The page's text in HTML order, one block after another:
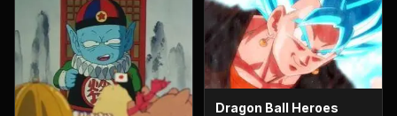
la prisión planetaria!
Dragon Ball Heroes